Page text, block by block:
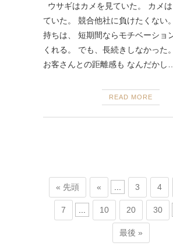
ウサギはカメを見ていた。 カメ
ていた。 競合他社に負けたくない
持ちは、 短期間ならモチベーショ
くれる。 でも、長続きしなかった
お客さんとの距離感も なんだかし…
READ MORE
« 先頭 « 3 4
7 10 20 30
最後 »